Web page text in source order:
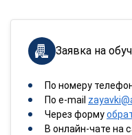
Заявка на
По номеру
По e-mail
Через форму
В онлайн-чате на